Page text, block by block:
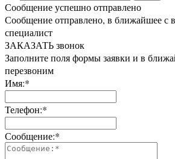
Сообщение успешно отправлено
Сообщение отправлено, в ближайшее с
специалист
ЗАКАЗАТЬ звонок
Заполните поля формы заявки и в
перезвоним
Имя:*
Телефон:*
Сообщение:*